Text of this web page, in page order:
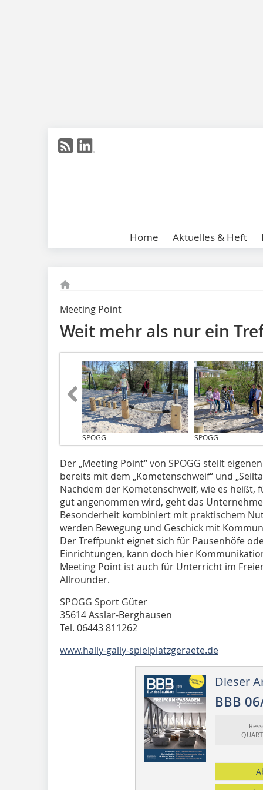
Home Aktuelles & Heft
Meeting Point
Weit mehr als nur ein
SPOGG SPOGG
Der „Meeting Point“ von SPOGG stellt
bereits mit dem „Kometenschweif“ und
Nachdem der Kometenschweif, wie es heißt,
gut angenommen wird, geht das
Besonderheit kombiniert mit praktischem
werden Bewegung und Geschick mit
Der Treffpunkt eignet sich für Pausenhöfe
Einrichtungen, kann doch hier
Meeting Point ist auch für Unterricht im
Allrounder.
SPOGG Sport Güter
35614 Asslar-Berghausen
Tel. 06443 811262
www.hally-gally-spielplatzgeraete.de
Dieser
BBB